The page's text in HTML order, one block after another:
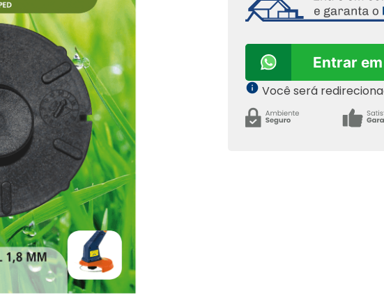
Entrar
Você será